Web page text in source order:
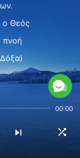
ο Θεός
πνοή
λαμπρή,
λαμπρή,
Εύα.
00:00